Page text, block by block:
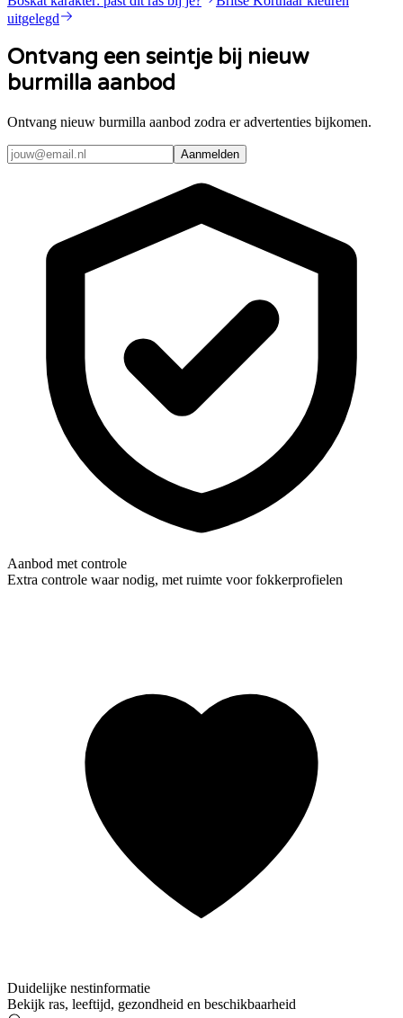
uitgelegd
Ontvang een seintje bij nieuw
burmilla aanbod
Ontvang nieuw burmilla aanbod zodra er advertenties bijkomen.
Aanmelden
Aanbod met controle
Extra controle waar nodig, met ruimte voor fokkerprofielen
Duidelijke nestinformatie
Bekijk ras, leeftijd, gezondheid en beschikbaarheid